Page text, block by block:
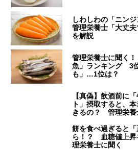
しわしわの「ニン
管理栄養士「大丈
を解説
管理栄養士に聞く
魚」ランキング 3
も」…1位は？
【真偽】飲酒前に
ト」摂取すると、
きるの？ 管理栄養
餅を食べ過ぎると
ら！？ 血糖値上
理栄養士に聞く